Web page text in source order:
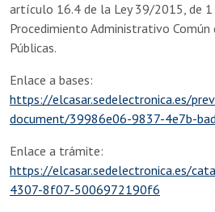
artículo 16.4 de la Ley 39/2015, de
Procedimiento Administrativo Común
Públicas.
Enlace a bases:
https://elcasar.sedelectronica.es/
document/39986e06-9837-4e7b-
Enlace a trámite:
https://elcasar.sedelectronica.es/
4307-8f07-5006972190f6